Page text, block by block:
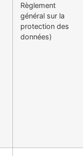
Règlement
général sur la
protection des
données)